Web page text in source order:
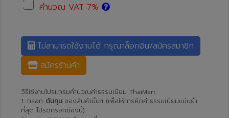
คำนวณ VAT 7%
ไม่สามารถใช้งานได้ กรุณาล็อกอิน/สมัครสมาชิก
สมัครร้านค้า
วิธีใช้งานโปรแกรมคำนวณค่าธรรมเนียม ThaiMart
1. กรอก ต้นทุน ของสินค้านั้นๆ (เพื่อให้การคิดค่าธรรมเนียมแม่นยำ
ที่สุด โปรดกรอกช่องนี้)